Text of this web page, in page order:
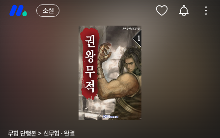
소설
무협 단행본 > 신무협 · 완결